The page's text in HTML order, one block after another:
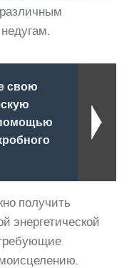
свою
получить
энергетической